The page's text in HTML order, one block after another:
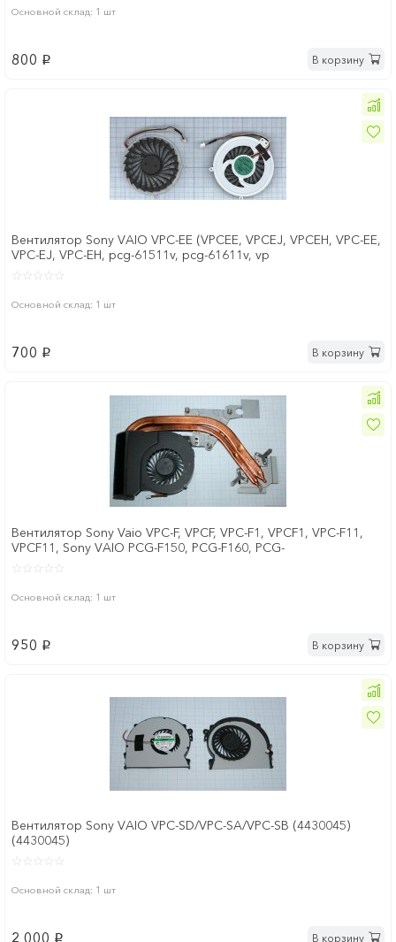
Основной склад: 1 шт
800 p В корзину
Вентилятор Sony VAIO VPC-EE (VPCEE, VPCEJ, VPCEH, VPC-EE,
VPC-EJ, VPC-EH, pcg-61511v, pcg-61611v, vp
Основной склад: 1 шт
700 p В корзину
Вентилятор Sony Vaio VPC-F, VPCF, VPC-F1, VPCF1, VPC-F11,
VPCF11, Sony VAIO PCG-F150, PCG-F160, PCG-
Основной склад: 1 шт
950 p В корзину
Вентилятор Sony VAIO VPC-SD/VPC-SA/VPC-SB (4430045)
(4430045)
Основной склад: 1 шт
2 000 В корзину